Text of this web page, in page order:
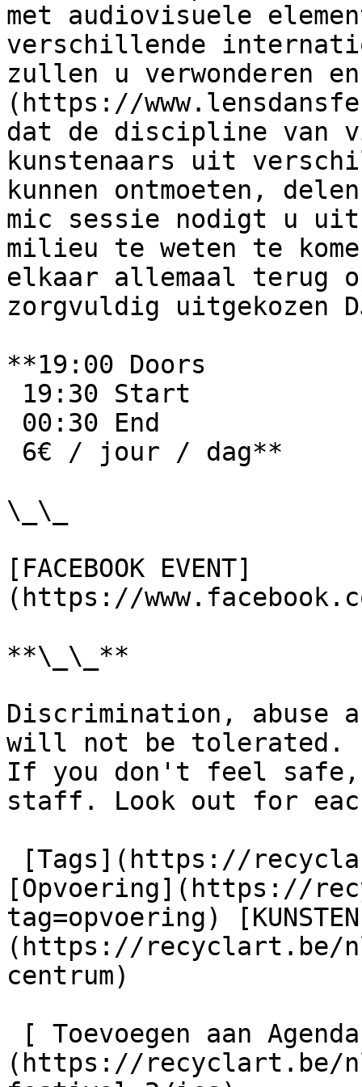
met audiovisuele
verschillende
zullen u verwonderen
(https://
dat de discipline van
kunstenaars uit
kunnen ontmoeten,
mic sessie nodigt u uit
milieu te weten te
elkaar allemaal terug
zorgvuldig uitgekozen
**19:00 Doors
\_\_
[FACEBOOK EVENT]
(https://
**\_\_**
Discrimination, abuse
will not be tolerated.
If you don't feel safe,
staff. Look out for
[Opvoering](https://
tag=opvoering) [KUNSTEN
(https://recyclart.be/
centrum)
(https://recyclart.be/